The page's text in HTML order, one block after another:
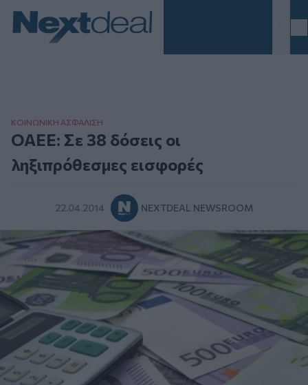
ΚΟΙΝΩΝΙΚΗ ΑΣΦAΛΙΣΗ
ΟΑΕΕ: Σε 38 δόσεις οι
ληξιπρόθεσμες εισφορές
22.04.2014 NEXTDEAL NEWSROOM